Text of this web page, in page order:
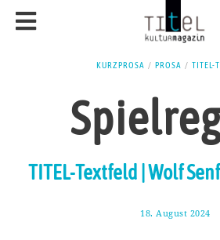
KURZPROSA / PROSA / TITEL-
TITEL-Textfeld | Wolf
18. August 2024